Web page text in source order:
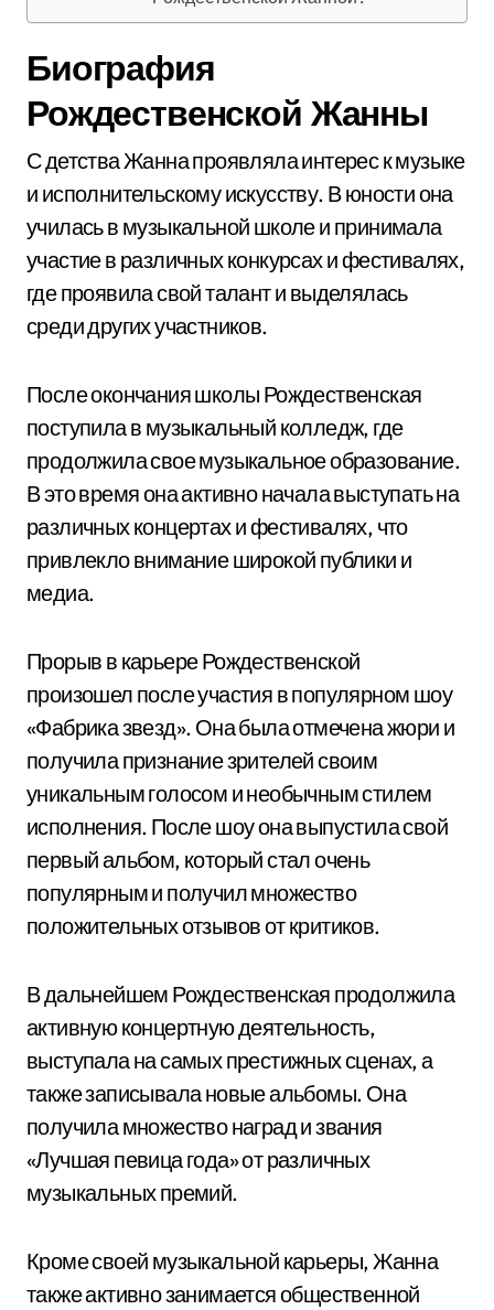
Биография
Рождественской Жанны
С детства Жанна проявляла интерес к музыке
и исполнительскому искусству. В юности она
училась в музыкальной школе и принимала
участие в различных конкурсах и фестивалях,
где проявила свой талант и выделялась
среди других участников.
После окончания школы Рождественская
поступила в музыкальный колледж, где
продолжила свое музыкальное образование.
В это время она активно начала выступать на
различных концертах и фестивалях, что
привлекло внимание широкой публики и
медиа.
Прорыв в карьере Рождественской
произошел после участия в популярном шоу
«Фабрика звезд». Она была отмечена жюри и
получила признание зрителей своим
уникальным голосом и необычным стилем
исполнения. После шоу она выпустила свой
первый альбом, который стал очень
популярным и получил множество
положительных отзывов от критиков.
В дальнейшем Рождественская продолжила
активную концертную деятельность,
выступала на самых престижных сценах, а
также записывала новые альбомы. Она
получила множество наград и звания
«Лучшая певица года» от различных
музыкальных премий.
Кроме своей музыкальной карьеры, Жанна
также активно занимается общественной